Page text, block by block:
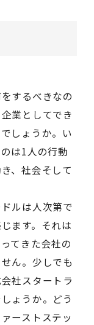
するべきなの
業としてでき
しょうか。い
は1人の行動
、社会そして
ルは人次第で
ます。それは
てきた会社の
ん。少しでも
社スタートラ
ょうか。どう
ーストステッ